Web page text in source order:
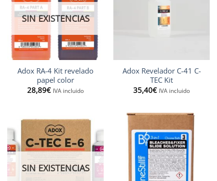
SIN EXISTENCIAS
Adox RA-4 Kit revelado
papel color
28,89€ IVA incluido
Adox Revelador C-41 C-
TEC Kit
35,40€ IVA incluido
SIN EXISTENCIAS